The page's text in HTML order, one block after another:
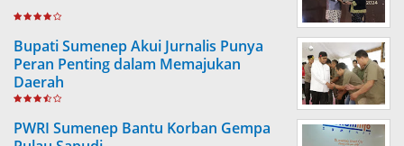
Bupati Sumenep Akui Jurnalis Punya
Peran Penting dalam Memajukan
Daerah
PWRI Sumenep Bantu Korban Gempa